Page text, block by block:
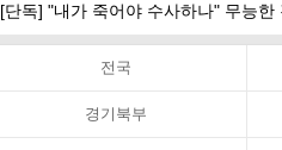
[단독] "내가 죽어야 수사하나" 무능한
전국
경기북부